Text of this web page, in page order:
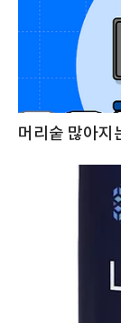
머리숱 많아지